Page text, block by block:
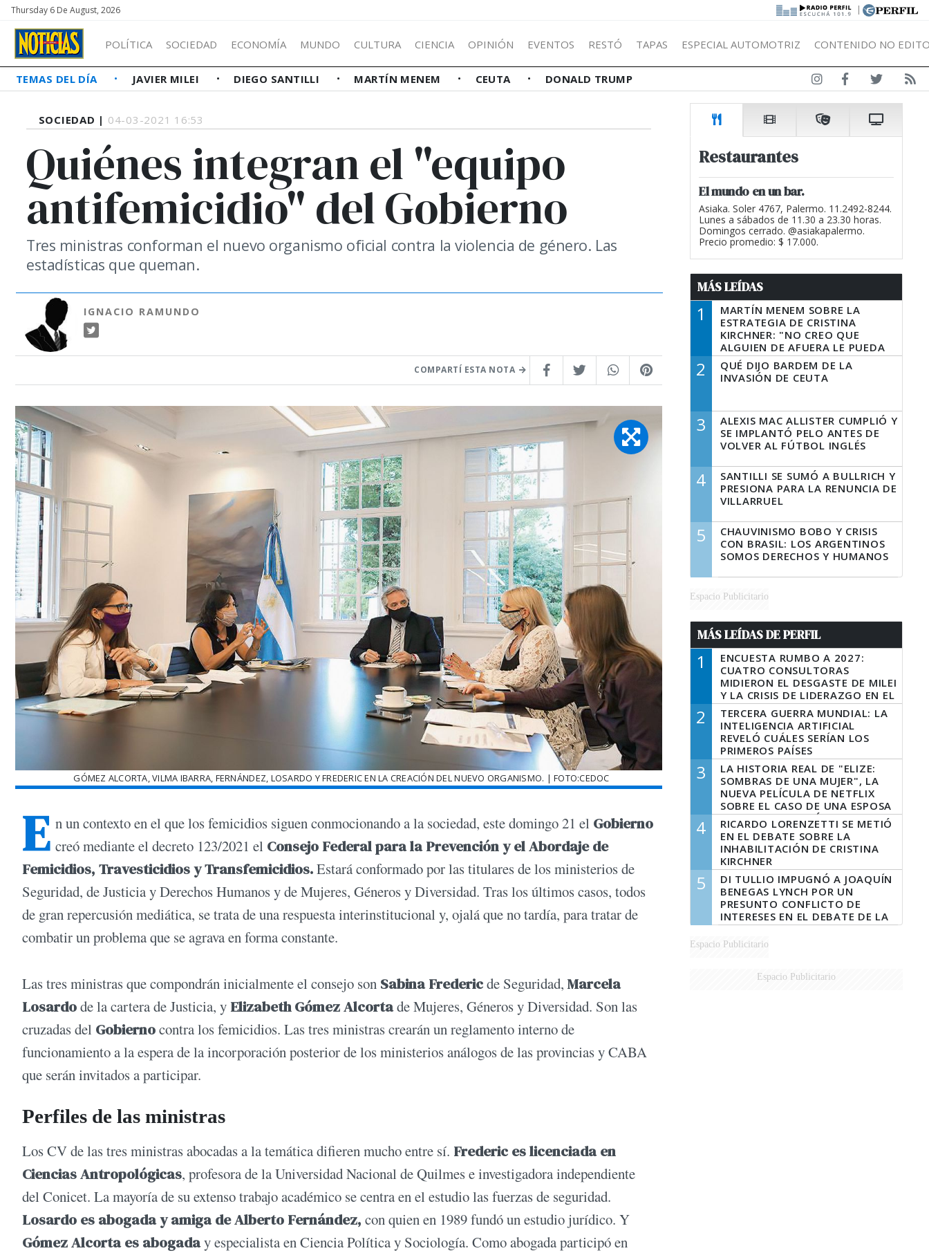
Thursday 6 De August, 2026 |
POLÍTICA SOCIEDAD ECONOMÍA MUNDO CULTURA CIENCIA OPINIÓN EVENTOS RESTÓ TAPAS ESPECIAL AUTOMOTRIZ CONTENIDO NO
TEMAS DEL DÍA JAVIER MILEI DIEGO SANTILLI MARTÍN MENEM CEUTA DONALD TRUMP
SOCIEDAD | 04-03-2021 16:53
Quiénes integran el "equipo
antifemicidio" del Gobierno
Tres ministras conforman el nuevo organismo oficial contra la violencia de género. Las
estadísticas que queman.
IGNACIO RAMUNDO
COMPARTÍ ESTA NOTA
GÓMEZ ALCORTA, VILMA IBARRA, FERNÁNDEZ, LOSARDO Y FREDERIC EN LA CREACIÓN DEL NUEVO ORGANISMO. | FOTO:CEDOC
E n un contexto en el que los femicidios siguen conmocionando a la sociedad, este domingo 21 el Gobierno
creó mediante el decreto 123/2021 el Consejo Federal para la Prevención y el Abordaje de
Femicidios, Travesticidios y Transfemicidios.Estará conformado por las titulares de los ministerios de
Seguridad, de Justicia y Derechos Humanos y de Mujeres, Géneros y Diversidad. Tras los últimos casos, todos
de gran repercusión mediática, se trata de una respuesta interinstitucional y, ojalá que no tardía, para tratar de
combatir un problema que se agrava en forma constante.
Las tres ministras que compondrán inicialmente el consejo son Sabina Fredericde Seguridad, Marcela
Losardode la cartera de Justicia, y Elizabeth Gómez Alcortade Mujeres, Géneros y Diversidad. Son las
cruzadas del Gobiernocontra los femicidios. Las tres ministras crearán un reglamento interno de
funcionamiento a la espera de la incorporación posterior de los ministerios análogos de las provincias y CABA
que serán invitados a participar.
Perfiles de las ministras
Los CV de las tres ministras abocadas a la temática difieren mucho entre sí. Frederic es licenciada en
Ciencias Antropológicas, profesora de la Universidad Nacional de Quilmes e investigadora independiente
del Conicet. La mayoría de su extenso trabajo académico se centra en el estudio las fuerzas de seguridad.
Losardo es abogada y amiga de Alberto Fernández, con quien en 1989 fundó un estudio jurídico. Y
Gómez Alcorta es abogaday especialista en Ciencia Política y Sociología. Como abogada participó en
Restaurantes
El mundo en un bar.
Asiaka. Soler 4767, Palermo. 11.2492-8244.
Lunes a sábados de 11.30 a 23.30 horas.
Domingos cerrado. @asiakapalermo.
Precio promedio: $ 17.000.
MÁS LEÍDAS
1
MARTÍN MENEM SOBRE LA
ESTRATEGIA DE CRISTINA
KIRCHNER: "NO CREO QUE
ALGUIEN DE AFUERA LE PUEDA
DECIR A LA JUSTICIA LO QUE
TIENE QUE HACER"
2
QUÉ DIJO BARDEM DE LA
INVASIÓN DE CEUTA
3
ALEXIS MAC ALLISTER CUMPLIÓ Y
SE IMPLANTÓ PELO ANTES DE
VOLVER AL FÚTBOL INGLÉS
4
SANTILLI SE SUMÓ A BULLRICH Y
PRESIONA PARA LA RENUNCIA DE
VILLARRUEL
5
CHAUVINISMO BOBO Y CRISIS
CON BRASIL: LOS ARGENTINOS
SOMOS DERECHOS Y HUMANOS
Espacio Publicitario
MÁS LEÍDAS DE PERFIL
1
ENCUESTA RUMBO A 2027:
CUATRO CONSULTORAS
MIDIERON EL DESGASTE DE MILEI
Y LA CRISIS DE LIDERAZGO EN EL
PERONISMO
2
TERCERA GUERRA MUNDIAL: LA
INTELIGENCIA ARTIFICIAL
REVELÓ CUÁLES SERÍAN LOS
PRIMEROS PAÍSES
LATINOAMERICANOS EN SER
DERROTADOS
3
LA HISTORIA REAL DE "ELIZE:
SOMBRAS DE UNA MUJER", LA
NUEVA PELÍCULA DE NETFLIX
SOBRE EL CASO DE UNA ESPOSA
QUE DESCUARTIZÓ A SU
MARIDO
4
RICARDO LORENZETTI SE METIÓ
EN EL DEBATE SOBRE LA
INHABILITACIÓN DE CRISTINA
KIRCHNER
5
DI TULLIO IMPUGNÓ A JOAQUÍN
BENEGAS LYNCH POR UN
PRESUNTO CONFLICTO DE
INTERESES EN EL DEBATE DE LA
LEY DE TIERRAS
Espacio Publicitario
Espacio Publicitario